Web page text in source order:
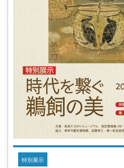
特別展示